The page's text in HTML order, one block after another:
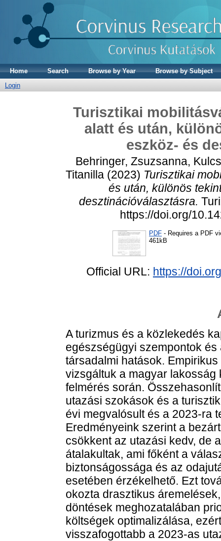
Home Search Browse by Year
Browse by Subject
Login
Turisztikai
alatt és után,
eszköz- és
Behringer, Zsuzsanna,
Titanilla (2023) Turisztikai
és után, különös
desztinációválasztásra.
https://doi.org/
PDF - Requires a PDF
461kB
Official URL: https://
A turizmus és a közlekedés
egészségügyi szempontok
társadalmi hatások.
vizsgáltuk a magyar
felmérés során.
utazási szokások és a
évi megvalósult és a 2023-ra
Eredményeink szerint a
csökkent az utazási kedv, de
átalakultak, ami főként a
biztonságossága és az
esetében érzékelhető. Ezt
okozta drasztikus
döntések meghozatalában
költségek optimalizálása,
visszafogottabb a 2023-as